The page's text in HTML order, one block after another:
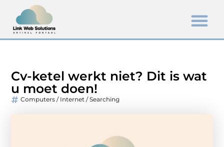
Cv-ketel werkt niet? Dit is wat
u moet doen!
Computers / Internet / Searching